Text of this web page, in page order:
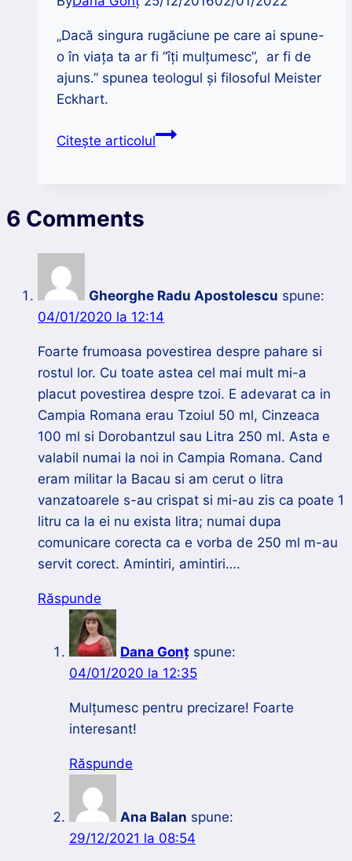
„Dacă singura rugăciune pe care ai spune-
o în viața ta ar fi ”îți mulțumesc”, ar fi de
ajuns.” spunea teologul și filosoful Meister
Eckhart.
Citește articolulUn
6 Comments
Gheorghe Radu Apostolescu spune:
04/01/2020 la 12:14
Foarte frumoasa povestirea despre pahare si
rostul lor. Cu toate astea cel mai mult mi-a
placut povestirea despre tzoi. E adevarat ca in
Campia Romana erau Tzoiul 50 ml, Cinzeaca
100 ml si Dorobantzul sau Litra 250 ml. Asta e
valabil numai la noi in Campia Romana. Cand
eram militar la Bacau si am cerut o litra
vanzatoarele s-au crispat si mi-au zis ca poate 1
litru ca la ei nu exista litra; numai dupa
comunicare corecta ca e vorba de 250 ml m-au
servit corect. Amintiri, amintiri….
Răspunde
Dana Gonț spune:
04/01/2020 la 12:35
Mulțumesc pentru precizare! Foarte
interesant!
Răspunde
Ana Balan spune:
29/12/2021 la 08:54